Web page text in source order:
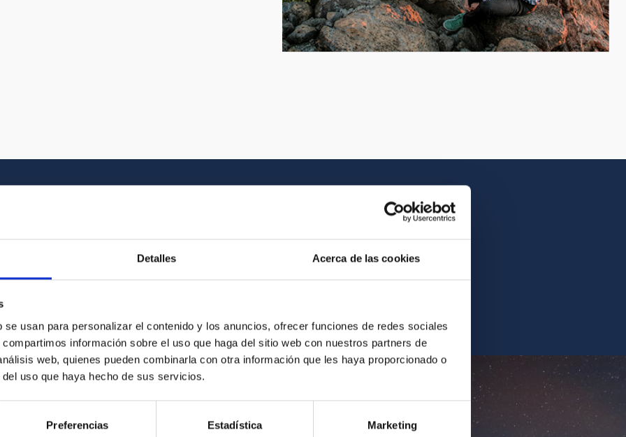
Detalles Acerca de las cookies
usan para personalizar el contenido y los anuncios, ofrecer funciones de redes sociales
información sobre el uso que haga del sitio web con nuestros partners de
web, quienes pueden combinarla con otra información que les haya proporcionado o
uso que haya hecho de sus servicios.
Preferencias Estadística Marketing
Galería multimedia
Universo y a la historia gráfica del IAC. Encontrarás la imagen o el